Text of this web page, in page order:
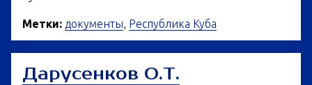
Метки: документы, Республика Куба
Дарусенков О.Т.